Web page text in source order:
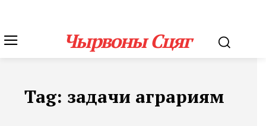
Чырвоны Сцяг
Tag: задачи аграриям